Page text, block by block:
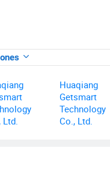
Ltd.
Huaqiang
Getsmart
Technology
Co., Ltd.